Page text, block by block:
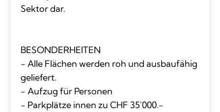
Sektor dar.
BESONDERHEITEN
- Alle Flächen werden roh und ausbaufähig
geliefert.
- Aufzug für Personen
- Parkplätze innen zu CHF 35'000.-